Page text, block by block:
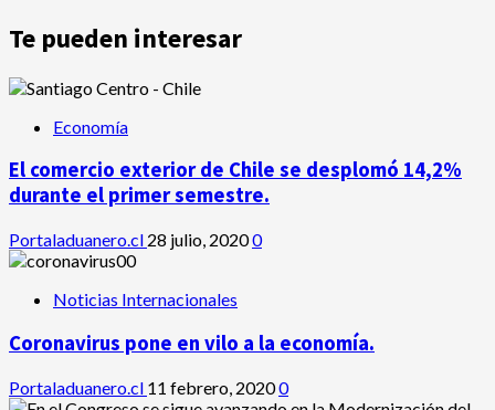
Te pueden interesar
Economía
El comercio exterior de Chile se desplomó 14,2%
durante el primer semestre.
Portaladuanero.cl 28 julio, 20200
Noticias Internacionales
Coronavirus pone en vilo a la economía.
Portaladuanero.cl 11 febrero, 20200